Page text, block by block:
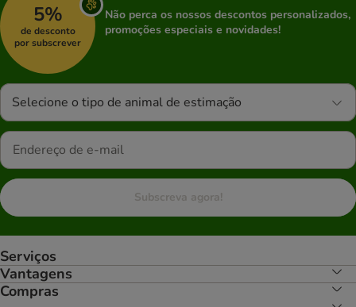
5%
de desconto
por subscrever
Não perca os nossos descontos personalizados,
promoções especiais e novidades!
Selecione o tipo de animal de estimação
Subscreva agora!
Serviços
Vantagens
Compras